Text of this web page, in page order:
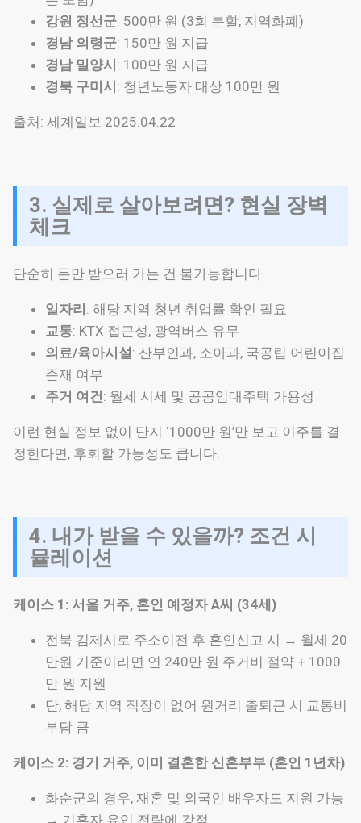
강원 정선군: 500만 원 (3회 분할, 지역화폐)
경남 의령군: 150만 원 지급
경남 밀양시 : 100만 원 지급
경북 구미시 : 청년노동자 대상 100만 원
출처: 세계일보 2025.04.22
3. 실제로 살아보려면? 현실 장벽
체크
단순히 돈만 받으러 가는 건 불가능합니다.
일자리: 해당 지역 청년 취업률 확인 필요
교통: KTX 접근성, 광역버스 유무
의료/육아시설: 산부인과, 소아과, 국공립 어린이집
존재 여부
주거 여건: 월세 시세 및 공공임대주택 가용성
이런 현실 정보 없이 단지 ‘1000만 원’만 보고 이주를 결
정한다면, 후회할 가능성도 큽니다.
4. 내가 받을 수 있을까? 조건 시
뮬레이션
케이스 1: 서울 거주, 혼인 예정자 A씨 (34세)
전북 김제시로 주소이전 후 혼인신고 시 → 월세 20
만원 기준이라면 연 240만 원 주거비 절약 + 1000
만 원 지원
단, 해당 지역 직장이 없어 원거리 출퇴근 시 교통비
부담 큼
케이스 2: 경기 거주, 이미 결혼한 신혼부부 (혼인 1년차)
화순군의 경우, 재혼 및 외국인 배우자도 지원 가능